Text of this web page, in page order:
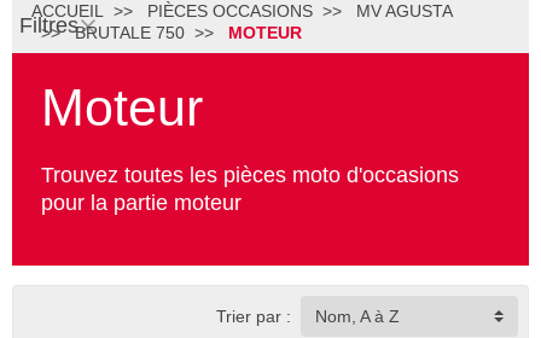
Filtres
ACCUEIL PIÈCES OCCASIONS
MV AGUSTA
BRUTALE 750
MOTEUR
Moteur
Trouvez toutes les pièces moto d'occasions
pour la partie moteur
Trier par : Nom, A à Z